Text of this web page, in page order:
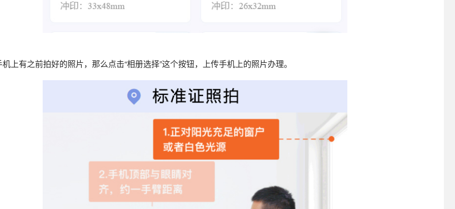
上有之前拍好的照片，那么点击“相册选择”这个按钮，上传手机上的照片办理。